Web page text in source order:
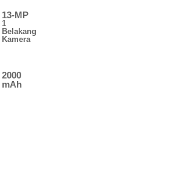
13-MP
1
Belakang
Kamera
2000
mAh